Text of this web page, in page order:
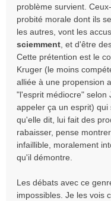
problème survient.
probité morale dont ils
les autres, vont les
sciemment, et d'être
Cette prétention est le
Kruger (le moins
alliée à une propension
"l'esprit médiocre" selon
appeler ça un esprit)
qu'elle dit, lui fait des
rabaisser, pense
infaillible, moralement
qu'il démontre.
Les débats avec ce
impossibles. Je les vois